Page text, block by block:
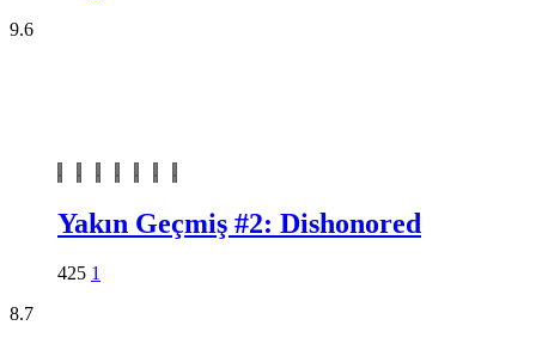
9.6
Yakın Geçmiş #2: Dishonored
425 1
8.7